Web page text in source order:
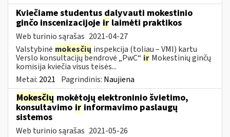
Kviečiame studentus dalyvauti mokestinio
ginčo inscenizacijoje ir laimėti praktikos
Web turinio sąrašas 2021-04-27
Valstybinė mokesčių inspekcija (toliau – VMI) kartu
Verslo konsultacijų bendrovė „PwC“ ir Mokestinių ginčų
komisija kviečia visus teisės...
Metai: 2021 Pagrindinis: Naujiena
Mokesčių mokėtojų elektroninio švietimo,
konsultavimo ir informavimo paslaugų
sistemos
Web turinio sąrašas 2021-05-26